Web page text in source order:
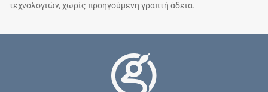
τεχνολογιών, χωρίς προηγούμενη γραπτή άδεια.